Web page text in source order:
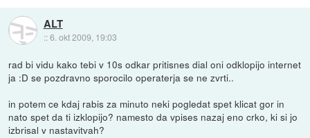
ALT
::6. okt 2009, 19:03
rad bi vidu kako tebi v 10s odkar pritisnes dial oni odklopijo internet
ja :D se pozdravno sporocilo operaterja se ne zvrti..
in potem ce kdaj rabis za minuto neki pogledat spet klicat gor in
nato spet da ti izklopijo? namesto da vpises nazaj eno crko, ki si jo
izbrisal v nastavitvah?